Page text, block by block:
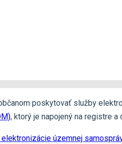
poskytovať služby
, ktorý je napojený na registre a
elektronizácie územnej